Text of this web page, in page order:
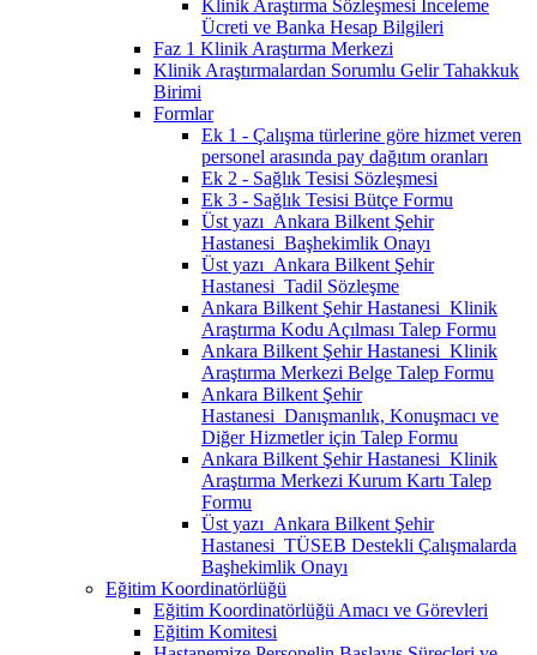
Klinik Araştırma Sözleşmesi İnceleme
Ücreti ve Banka Hesap Bilgileri
Faz 1 Klinik Araştırma Merkezi
Klinik Araştırmalardan Sorumlu Gelir Tahakkuk
Birimi
Formlar
Ek 1 - Çalışma türlerine göre hizmet veren
personel arasında pay dağıtım oranları
Ek 2 - Sağlık Tesisi Sözleşmesi
Ek 3 - Sağlık Tesisi Bütçe Formu
Üst yazı_Ankara Bilkent Şehir
Hastanesi_Başhekimlik Onayı
Üst yazı_Ankara Bilkent Şehir
Hastanesi_Tadil Sözleşme
Ankara Bilkent Şehir Hastanesi_Klinik
Araştırma Kodu Açılması Talep Formu
Ankara Bilkent Şehir Hastanesi_Klinik
Araştırma Merkezi Belge Talep Formu
Ankara Bilkent Şehir
Hastanesi_Danışmanlık, Konuşmacı ve
Diğer Hizmetler için Talep Formu
Ankara Bilkent Şehir Hastanesi_Klinik
Araştırma Merkezi Kurum Kartı Talep
Formu
Üst yazı_Ankara Bilkent Şehir
Hastanesi_TÜSEB Destekli Çalışmalarda
Başhekimlik Onayı
Eğitim Koordinatörlüğü
Eğitim Koordinatörlüğü Amacı ve Görevleri
Eğitim Komitesi